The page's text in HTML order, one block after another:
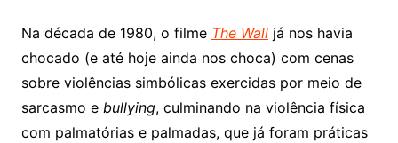
Na década de 1980, o filme The Walljá nos havia
chocado (e até hoje ainda nos choca) com cenas
sobre violências simbólicas exercidas por meio de
sarcasmo e bullying, culminando na violência física
com palmatórias e palmadas, que já foram práticas